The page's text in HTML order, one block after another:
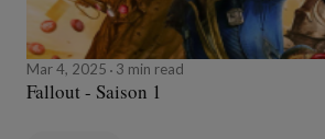
Mar 4, 2025 3 min read
Fallout - Saison 1